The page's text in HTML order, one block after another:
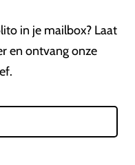
in je mailbox? Laat
en ontvang onze